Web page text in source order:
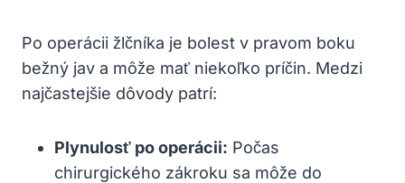
Po operácii žlčníka je bolest v pravom boku
bežný jav a môže mať niekoľko príčin. Medzi
najčastejšie dôvody patrí:
Plynulosť po operácii: Počas
chirurgického zákroku sa môže do